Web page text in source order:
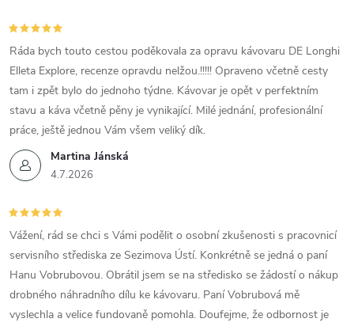
Martina Jánská
4.7.2026
Ráda bych touto cestou poděkovala za opravu kávovaru DE Longhi
Elleta Explore, recenze opravdu nelžou.!!!!! Opraveno včetně cesty
tam i zpět bylo do jednoho týdne. Kávovar je opět v perfektním
stavu a káva včetně pěny je vynikající. Milé jednání, profesionální
práce, ještě jednou Vám všem veliký dík.
Vážení, rád se chci s Vámi podělit o osobní zkušenosti s pracovnicí
servisního střediska ze Sezimova Ústí. Konkrétně se jedná o paní
Hanu Vobrubovou. Obrátil jsem se na středisko se žádostí o nákup
drobného náhradního dílu ke kávovaru. Paní Vobrubová mě
vyslechla a velice fundovaně pomohla. Doufejme, že odbornost je